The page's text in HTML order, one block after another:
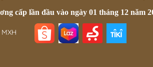
cấp lần đầu vào ngày 01 tháng 12 năm